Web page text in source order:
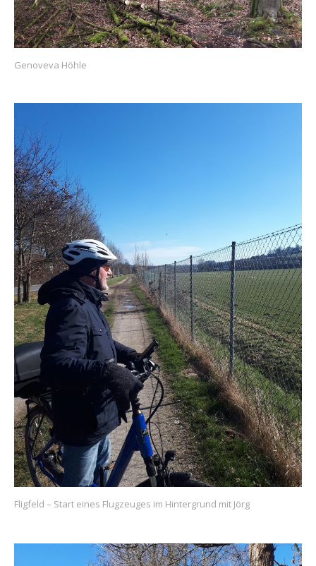
Genoveva Höhle
Fligfeld – Start eines Flugzeuges im Hintergrund mit Jörg